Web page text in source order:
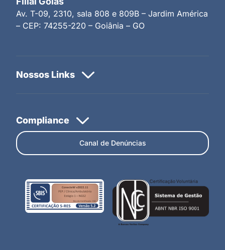
Av. T-09, 2310, sala 808 e 809B – Jardim América
– CEP: 74255-220 – Goiânia – GO
Canal de Denúncias